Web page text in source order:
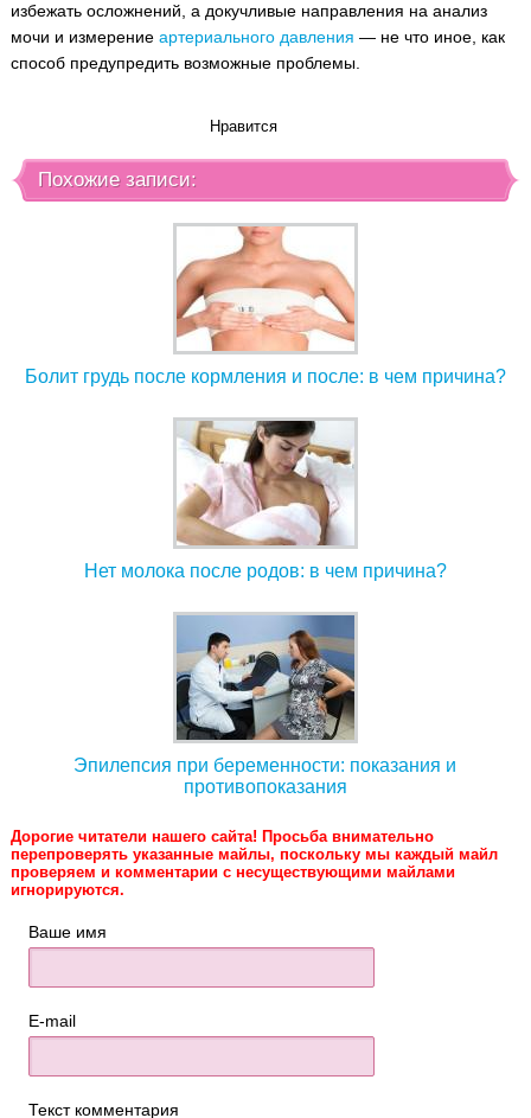
избежать осложнений, а докучливые направления на анализ
мочи и измерение артериального давления — не что иное, как
способ предупредить возможные проблемы.
Нравится
Похожие записи:
Болит грудь после кормления и после: в чем причина?
Нет молока после родов: в чем причина?
Эпилепсия при беременности: показания и
противопоказания
Дорогие читатели нашего сайта! Просьба внимательно
перепроверять указанные майлы, поскольку мы каждый майл
проверяем и комментарии с несуществующими майлами
игнорируются.
Ваше имя
E-mail
Текст комментария